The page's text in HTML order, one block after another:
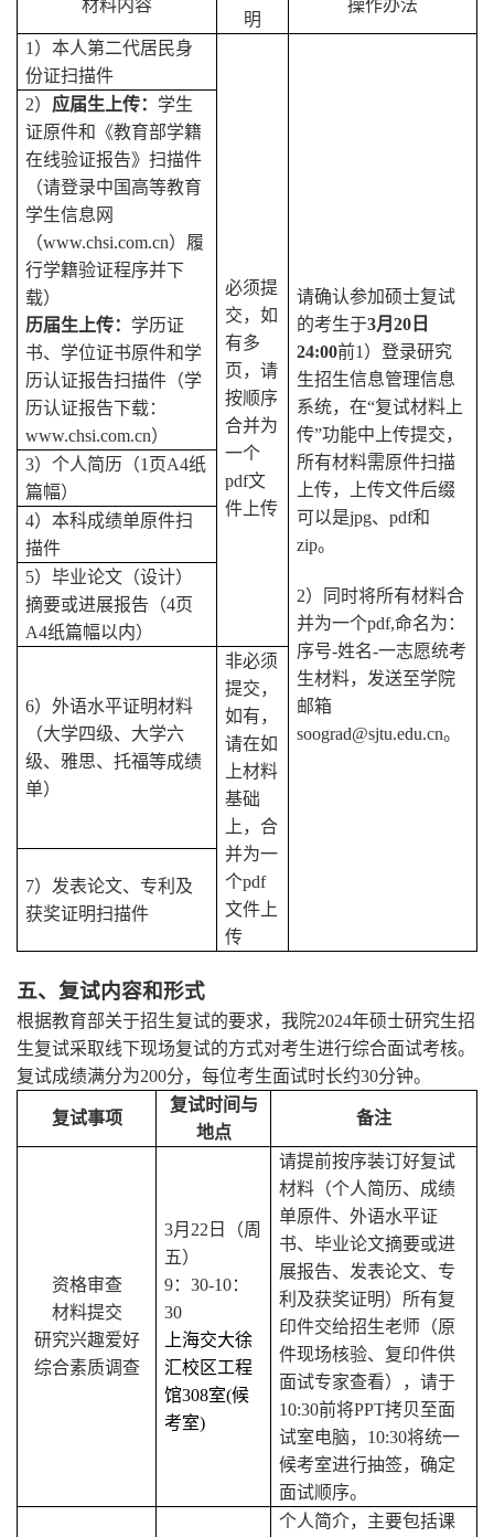
材料内容
明
操作办法
1 ）本人第二代居民身
份证扫描件
必须提
交，如
有多
页，请
按顺序
合并为
一个
pdf文
件上传
请确认参加硕士复试
的考生于3月20日
24:00前1）登录研究
生招生信息管理信息
系统，在“复试材料上
传”功能中上传提交，
所有材料需原件扫描
上传，上传文件后缀
可以是jpg、pdf和
zip。
2）同时将所有材料合
并为一个pdf,命名为：
序号-姓名-一志愿统考
生材料，发送至学院
邮箱
soograd@sjtu.edu.cn。
2） 应届生上传： 学生
证原件和《教育部学籍
在线验证报告》扫描件
（请登录中国高等教育
学生信息网
（www.chsi.com.cn）履
行学籍验证程序并下
载）
历届生上传： 学历证
书、学位证书原件和学
历认证报告扫描件（学
历认证报告下载：
www.chsi.com.cn）
3）个人简历（1页A4纸
篇幅）
4）本科成绩单原件扫
描件
5）毕业论文（设计）
摘要或进展报告（4页
A4纸篇幅以内）
6）外语水平证明材料
（大学四级、大学六
级、雅思、托福等成绩
单）
非必须
提交，
如有，
请在如
上材料
基础
上，合
并为一
个pdf
文件上
传
7）发表论文、专利及
获奖证明扫描件
五、复试内容和形式
根据教育部关于招生复试的要求，我院2024年硕士研究生招
生复试采取线下现场复试的方式对考生进行综合面试考核。
复试成绩满分为200分，每位考生面试时长约30分钟。
复试事项
复试时间与
地点
备注
资格审查
材料提交
研究兴趣爱好
综合素质调查
3月22日（周
五）
9：30-10：
30
上海交大徐
汇校区工程
馆308室(候
考室)
请提前按序装订好复试
材料（个人简历、成绩
单原件、外语水平证
书、毕业论文摘要或进
展报告、发表论文、专
利及获奖证明）所有复
印件交给招生老师（原
件现场核验、复印件供
面试专家查看），请于
10:30前将PPT拷贝至面
试室电脑，10:30将统一
候考室进行抽签，确定
面试顺序。
个人简介，主要包括课